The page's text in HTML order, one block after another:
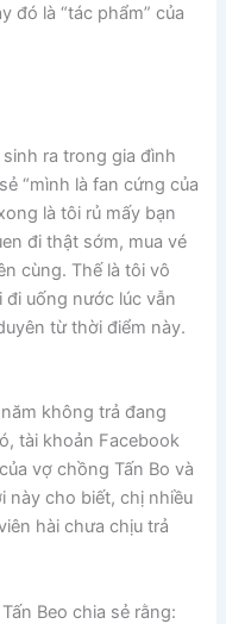
đó là “tác phẩm” của
sinh ra trong gia đình
“mình là fan cứng của
là tôi rủ mấy bạn
đi thật sớm, mua vé
cùng. Thế là tôi vô
đi uống nước lúc vẫn
từ thời điểm này.
không trả đang
tài khoản Facebook
vợ chồng Tấn Bo và
này cho biết, chị nhiều
hài chưa chịu trả
Beo chia sẻ rằng: